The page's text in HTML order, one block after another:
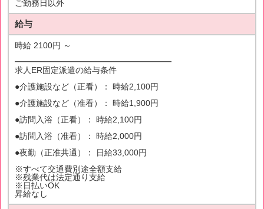
ご勤務日以外
給与
時給 2100円 ～
━━━━━━━━━━━━━━━━━━━
求人ER固定派遣の給与条件
●介護施設など（正看）： 時給2,100円
●介護施設など（准看）： 時給1,900円
●訪問入浴（正看）： 時給2,100円
●訪問入浴（准看）： 時給2,000円
●夜勤（正准共通）： 日給33,000円
※すべて交通費別途全額支給
※残業代は法定通り支給
※日払いOK
昇給なし